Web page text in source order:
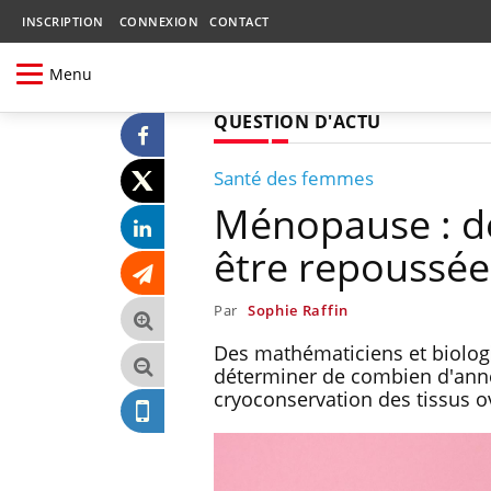
INSCRIPTION CONNEXION CONTACT
Menu
QUESTION D'ACTU
Santé des femmes
Ménopause :
être
Par Sophie Raffin
Des mathématiciens et
déterminer de combien
cryoconservation des tissus